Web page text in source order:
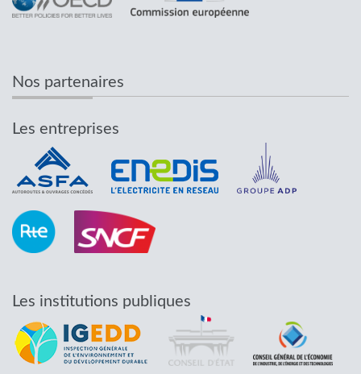
Nos partenaires
Les entreprises
Les institutions publiques